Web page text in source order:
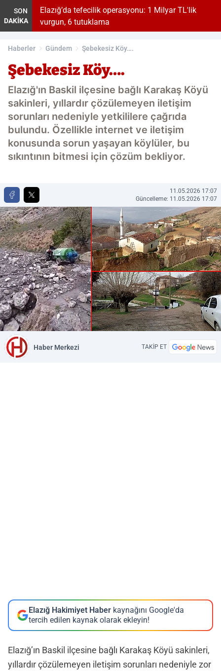
SON
DAKİKA
Elazığ’da tefecilik operasyonu: 1 Milyar TL'lik
vurgun, 6 tutuklama
Haberler Gündem Şebekesiz Köy….
Şebekesiz Köy….
Elazığ'ın Baskil ilçesine bağlı Karakaş Köyü
sakinleri, yıllardır çözülemeyen iletişim
sorunları nedeniyle yetkililere çağrıda
bulundu. Özellikle internet ve iletişim
konusunda sorun yaşayan köylüler, bu
sıkıntının bitmesi için çözüm bekliyor.
11.05.2026 17:07
Güncelleme: 11.05.2026 17:07
Haber Merkezi TAKİP ET
Elazığ Hakimiyet Haber kaynağını Google'da
tercih edilen kaynak olarak ekleyin!
Elazığ’ın Baskil ilçesine bağlı Karakaş Köyü sakinleri,
yıllardır çözülemeyen iletişim sorunları nedeniyle zor